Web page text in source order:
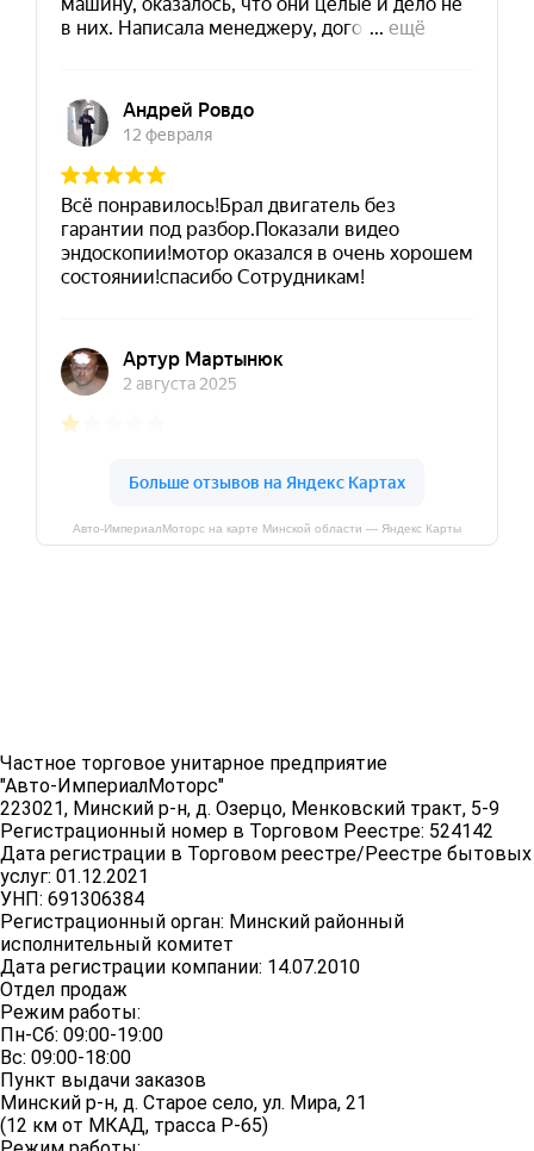
Авто-ИмпериалМоторс на карте Минской области — Яндекс Карты
Частное торговое унитарное предприятие
"Авто-ИмпериалМоторс"
223021, Минский р-н, д. Озерцо, Менковский тракт, 5-9
Регистрационный номер в Торговом Реестре: 524142
Дата регистрации в Торговом реестре/Реестре бытовых
услуг: 01.12.2021
УНП: 691306384
Регистрационный орган: Минский районный
исполнительный комитет
Дата регистрации компании: 14.07.2010
Отдел продаж
Режим работы:
Пн-Сб: 09:00-19:00
Вс: 09:00-18:00
Пункт выдачи заказов
Минский р-н, д. Старое село, ул. Мира, 21
(12 км от МКАД, трасса P-65)